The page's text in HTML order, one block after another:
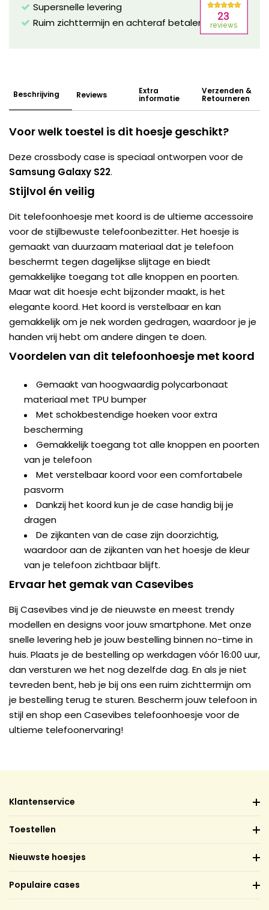
Supersnelle levering
Ruim zichttermijn en achteraf betalen mogelijk!
Beschrijving Reviews Extra
informatie
Verzenden &
Retourneren
Voor welk toestel is dit hoesje geschikt?
Deze crossbody case is speciaal ontworpen voor de
Samsung Galaxy S22.
Stijlvol én veilig
Dit telefoonhoesje met koord is de ultieme accessoire
voor de stijlbewuste telefoonbezitter. Het hoesje is
gemaakt van duurzaam materiaal dat je telefoon
beschermt tegen dagelijkse slijtage en biedt
gemakkelijke toegang tot alle knoppen en poorten.
Maar wat dit hoesje echt bijzonder maakt, is het
elegante koord. Het koord is verstelbaar en kan
gemakkelijk om je nek worden gedragen, waardoor je je
handen vrij hebt om andere dingen te doen.
Voordelen van dit telefoonhoesje met koord
Gemaakt van hoogwaardig polycarbonaat
materiaal met TPU bumper
Met schokbestendige hoeken voor extra
bescherming
Gemakkelijk toegang tot alle knoppen en poorten
van je telefoon
Met verstelbaar koord voor een comfortabele
pasvorm
Dankzij het koord kun je de case handig bij je
dragen
De zijkanten van de case zijn doorzichtig,
waardoor aan de zijkanten van het hoesje de kleur
van je telefoon zichtbaar blijft.
Ervaar het gemak van Casevibes
Bij Casevibes vind je de nieuwste en meest trendy
modellen en designs voor jouw smartphone. Met onze
snelle levering heb je jouw bestelling binnen no-time in
huis. Plaats je de bestelling op werkdagen vóór 16:00 uur,
dan versturen we het nog dezelfde dag. En als je niet
tevreden bent, heb je bij ons een ruim zichttermijn om
je bestelling terug te sturen. Bescherm jouw telefoon in
stijl en shop een Casevibes telefoonhoesje voor de
ultieme telefoonervaring!
Klantenservice
Toestellen
Nieuwste hoesjes
Populaire cases